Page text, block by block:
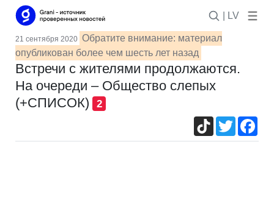
| LV
21 сентября 2020 Обратите внимание: материал
опубликован более чем шесть лет назад
Встречи с жителями продолжаются.
На очереди – Общество слепых
(+СПИСОК)
2
TikTokTwitter